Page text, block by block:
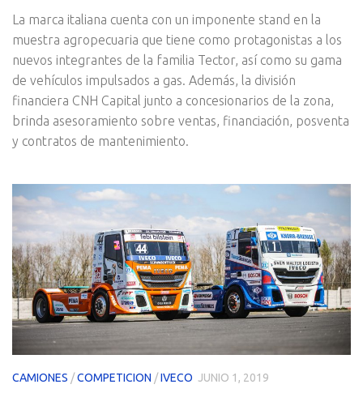
La marca italiana cuenta con un imponente stand en la
muestra agropecuaria que tiene como protagonistas a los
nuevos integrantes de la familia Tector, así como su gama
de vehículos impulsados a gas. Además, la división
financiera CNH Capital junto a concesionarios de la zona,
brinda asesoramiento sobre ventas, financiación, posventa
y contratos de mantenimiento.
CAMIONES /COMPETICION /IVECO JUNIO 1, 2019